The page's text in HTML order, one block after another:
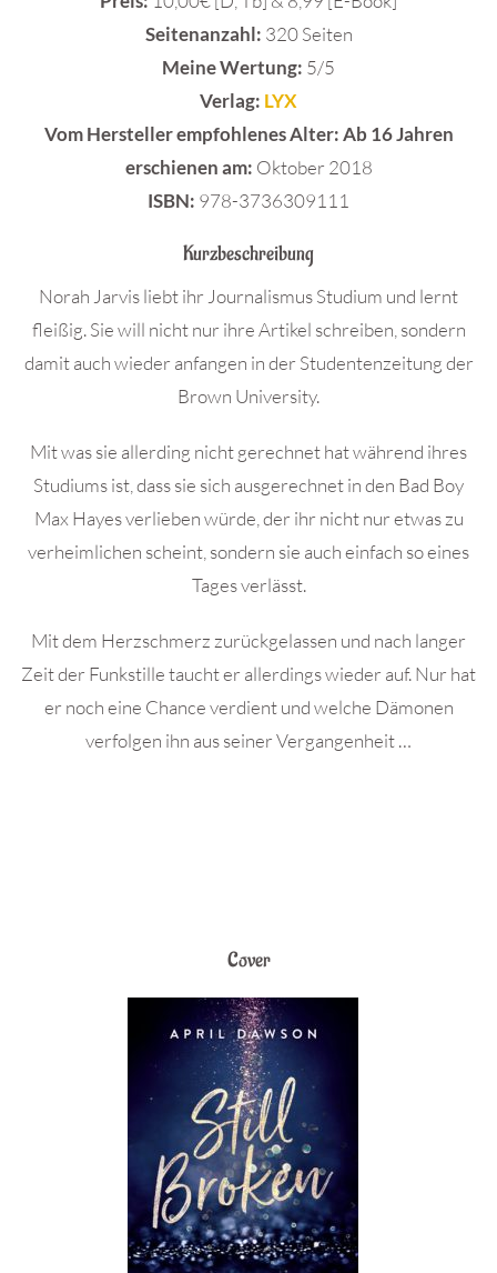
Seitenanzahl: 320 Seiten
Meine Wertung: 5/5
Verlag: LYX
Vom Hersteller empfohlenes Alter:Ab 16 Jahren
erschienen am: Oktober 2018
ISBN: 978-3736309111
Kurzbeschreibung
Norah Jarvis liebt ihr Journalismus Studium und lernt
fleißig. Sie will nicht nur ihre Artikel schreiben, sondern
damit auch wieder anfangen in der Studentenzeitung der
Brown University.
Mit was sie allerding nicht gerechnet hat während ihres
Studiums ist, dass sie sich ausgerechnet in den Bad Boy
Max Hayes verlieben würde, der ihr nicht nur etwas zu
verheimlichen scheint, sondern sie auch einfach so eines
Tages verlässt.
Mit dem Herzschmerz zurückgelassen und nach langer
Zeit der Funkstille taucht er allerdings wieder auf. Nur hat
er noch eine Chance verdient und welche Dämonen
verfolgen ihn aus seiner Vergangenheit …
Cover